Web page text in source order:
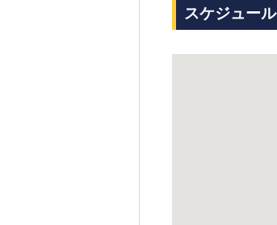
スケジュール